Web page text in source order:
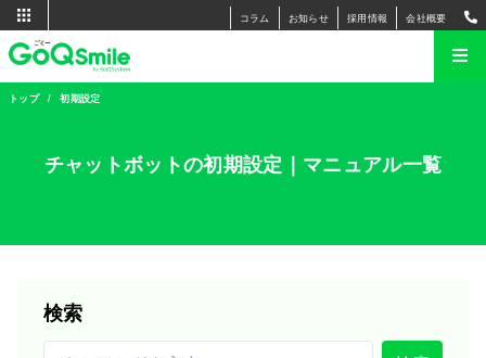
コラム お知らせ 採用情報 会社概要
トップ 初期設定
チャットボットの初期設定｜ マニュアル一覧
検索